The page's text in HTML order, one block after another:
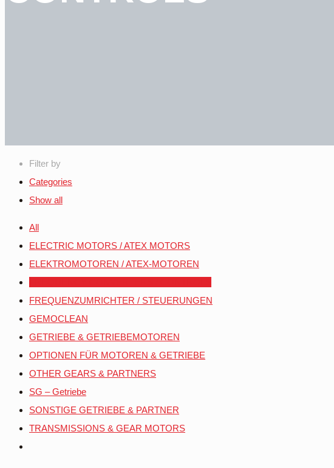
Filter by
Categories
Show all
All
ELECTRIC MOTORS / ATEX MOTORS
ELEKTROMOTOREN / ATEX-MOTOREN
FREQUENZUMRICHTER / STEUERUNGEN
GEMOCLEAN
GETRIEBE & GETRIEBEMOTOREN
OPTIONEN FÜR MOTOREN & GETRIEBE
OTHER GEARS & PARTNERS
SG – Getriebe
SONSTIGE GETRIEBE & PARTNER
TRANSMISSIONS & GEAR MOTORS